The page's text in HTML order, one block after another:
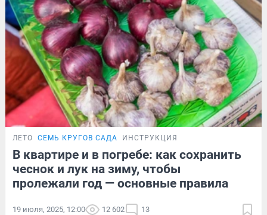
ЛЕТО СЕМЬ КРУГОВ САДА ИНСТРУКЦИЯ
В квартире и в погребе: как сохранить
чеснок и лук на зиму, чтобы
пролежали год — основные правила
19 июля, 2025, 12:00 12 602 13